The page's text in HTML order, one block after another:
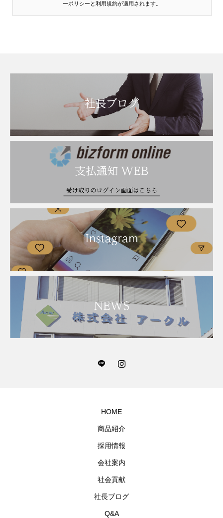
ーポリシー と利用規約が適用されます。
HOME
商品紹介
採用情報
会社案内
社会貢献
社長ブログ
Q&A